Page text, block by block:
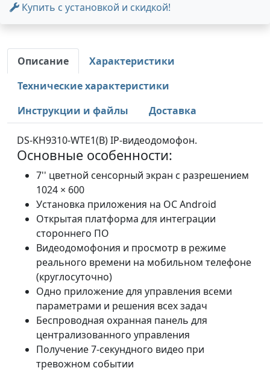
Купить с установкой и скидкой!
Описание
Характеристики
Технические характеристики
Инструкции и файлы
Доставка
DS-KH9310-WTE1(B) IP-видеодомофон.
Основные особенности:
7'' цветной сенсорный экран с разрешением
1024 × 600
Установка приложения на ОС Android
Открытая платформа для интеграции
стороннего ПО
Видеодомофония и просмотр в режиме
реального времени на мобильном телефоне
(круглосуточно)
Одно приложение для управления всеми
параметрами и решения всех задач
Беспроводная охранная панель для
централизованного управления
Получение 7-секундного видео при
тревожном событии